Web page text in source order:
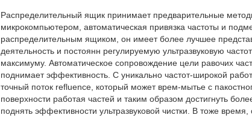
Распределительный ящик принимает предварительные
микрокомпьютером, автоматическая привязка частоты и
распределительным ящиком, он имеет более лучшее
деятельность и постоянн регулируемую ультразвуковую
максимуму. Автоматическое сопровождение цели равочих
поднимает эффективность. С уникально частот-широкой
точный поток refluence, который может врем-мытье с
поверхности работая частей и таким образом достигнуть
поднять эффективности ультразвуковой чистки. В тоже